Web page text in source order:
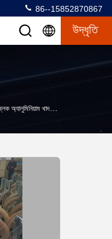
86--15852870867
উদ্ধৃতি
খাদ এবং এমসি নাইলন হুইল গ্রুভ